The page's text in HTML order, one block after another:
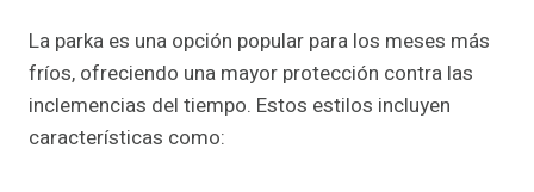
La parka es una opción popular para los meses más
fríos, ofreciendo una mayor protección contra las
inclemencias del tiempo. Estos estilos incluyen
características como: